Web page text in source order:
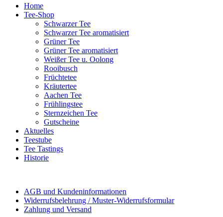
Home
Tee-Shop
Schwarzer Tee
Schwarzer Tee aromatisiert
Grüner Tee
Grüner Tee aromatisiert
Weißer Tee u. Oolong
Rooibusch
Früchtetee
Kräutertee
Aachen Tee
Frühlingstee
Sternzeichen Tee
Gutscheine
Aktuelles
Teestube
Tee Tastings
Historie
AGB und Kundeninformationen
Widerrufsbelehrung / Muster-Widerrufsformular
Zahlung und Versand